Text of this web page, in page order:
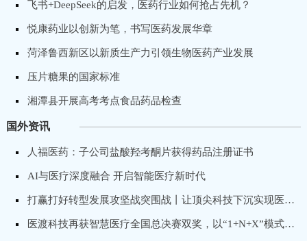
飞书+DeepSeek的启发，医药行业如何抢占先机？
悦康药业以创新为笔，书写医药发展华章
菏泽鲁西新区以新质生产力引领生物医药产业发展
压片糖果的国家标准
湘潭县开展高考考点食品药品检查
国外资讯
人福医药：子公司盐酸羟考酮片获得药品注册证书
AI与医疗深度融合 开启智能医疗新时代
打赢打好转型发展攻坚战突围战丨让顶尖科技下沉实现医疗普惠，卓昕医疗推进骨科手术机器人国产化进程
医渡科技再获智慧医疗全国总决赛双奖，以“1+N+X”模式打造专科医院数字化转型标杆